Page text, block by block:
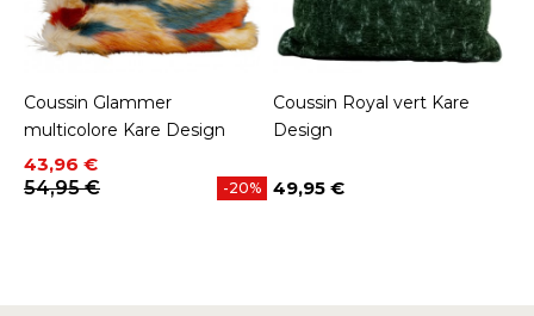
Coussin Glammer
multicolore Kare Design
Prix
43,96 €
Prix de base
54,95 €
-20%
Coussin Royal vert Kare
Design
Prix
49,95 €